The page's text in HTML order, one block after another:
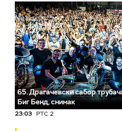
65. Драгачевски сабор
Биг Бeнд, снимак
23:03 РТС 2